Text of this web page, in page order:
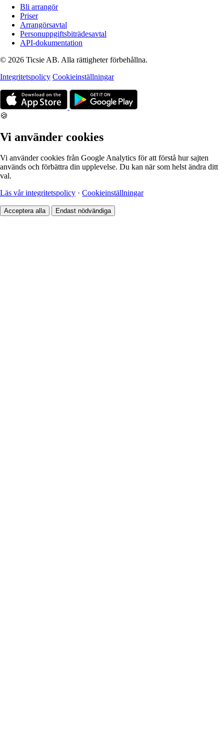
Bli arrangör
Priser
Arrangörsavtal
Personuppgiftsbiträdesavtal
API-dokumentation
© 2026 Ticsie AB. Alla rättigheter förbehållna.
Integritetspolicy Cookieinställningar
🍪
Vi använder cookies
Vi använder cookies från Google Analytics för att förstå hur sajten
används och förbättra din upplevelse. Du kan när som helst ändra ditt
val.
Läs vår integritetspolicy · Cookieinställningar
Acceptera alla Endast nödvändiga